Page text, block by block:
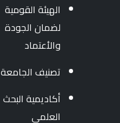
الهيئة القومية
لضمان الجودة
والأعتماد
تصنيف الجامعة
أكاديمية البحث
العلمي